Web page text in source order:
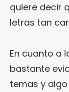
quiere decir
letras tan
En cuanto a
bastante
temas y